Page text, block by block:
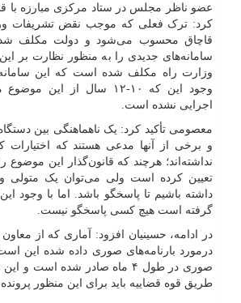
عضو ناظر مجلس در ستاد مرکزی مبارزه با
کرد: ترک فعلی که موجب نقض تشریفات
قاچاق محسوب می‌شود و دولت مکلف
سامانه‌های جدیدی را به منظور نظارت بر
وزارت راه مکلف شده است که این
وجود این که ۱۰-۱۲ سال از
اجرایی نشده است.
معصومی تأکید کرد: یک ناهماهنگی بین
و برخی از آنها مدعی هستند که اختیارات
نداشته‌اند؛ هرچند که قانون‌گذار این موضوع
تعیین کرده است ولی می‌توان یک متولی
داشته باشیم تا پاسخگو باشد. اما با
گرفته است هیچ کسی پاسخگو نیست.
در ادامه، حسینیان افزود: آماری که از
صوری در طول ۴ ماه صادر شده است
طریق قوه قضاییه باید برای این منظور